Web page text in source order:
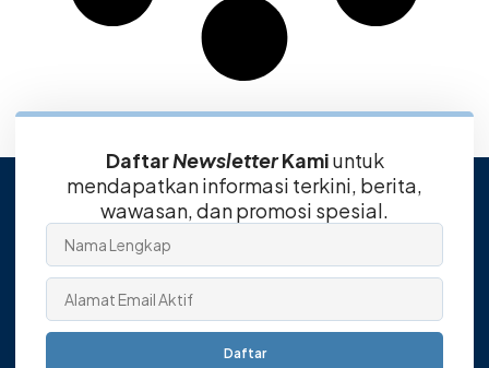
DaftarNewsletterKamiuntuk
mendapatkan informasi terkini, berita,
wawasan, dan promosi spesial.
Daftar